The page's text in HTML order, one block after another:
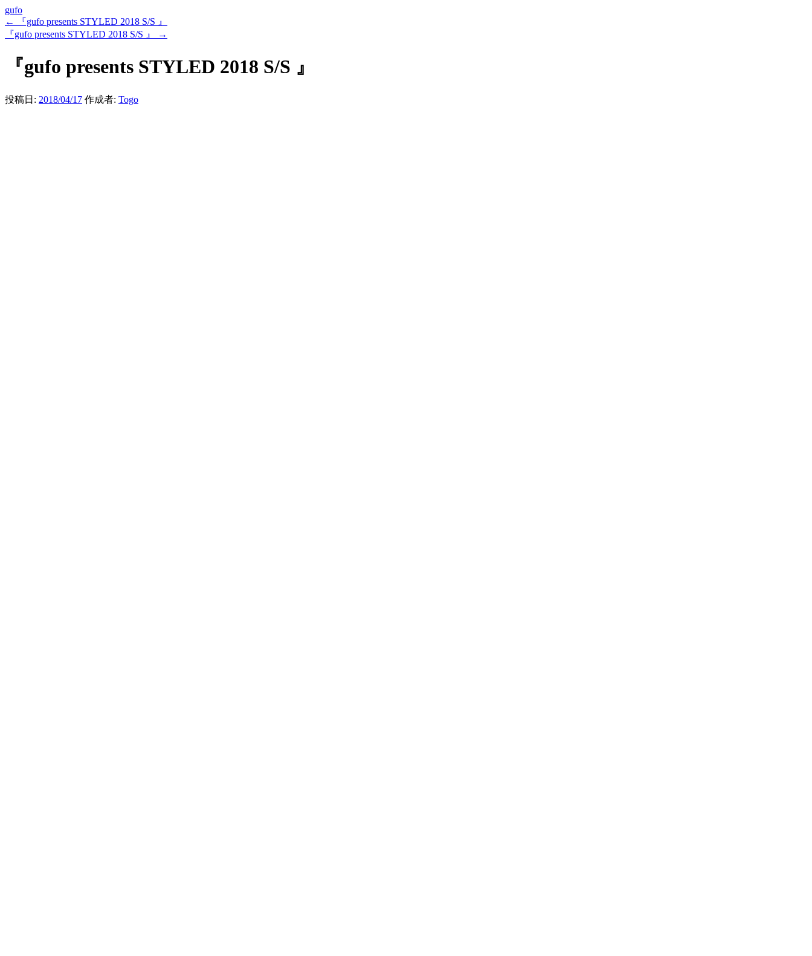
gufo
←
『gufo presents STYLED 2018 S/S 』
『gufo presents STYLED 2018 S/S 』
→
『gufo presents STYLED 2018 S/S 』
投稿日: 2018/04/17 作成者: Togo